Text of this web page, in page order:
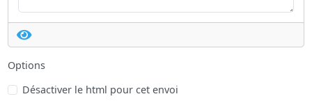
Options
Désactiver le html pour cet envoi